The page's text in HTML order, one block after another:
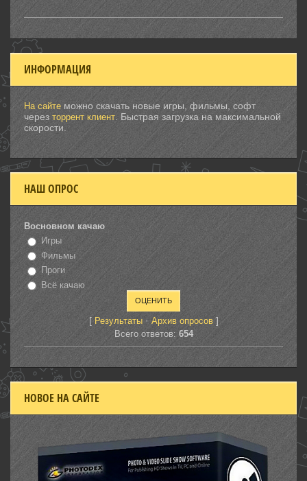
ИНФОРМАЦИЯ
На сайте можно скачать новые игры, фильмы, софт
через торрент клиент . Быстрая загрузка на максимальной
скорости.
НАШ ОПРОС
Восновном качаю
Игры
Фильмы
Проги
Всё качаю
[ Результаты· Архив опросов]
Всего ответов: 654
НОВОЕ НА САЙТЕ